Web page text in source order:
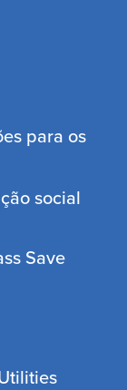
para os
social
Save